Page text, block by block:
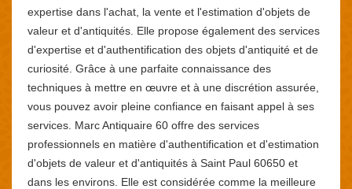
expertise dans l'achat, la vente et l'estimation d'objets de
valeur et d'antiquités. Elle propose également des services
d'expertise et d'authentification des objets d'antiquité et de
curiosité. Grâce à une parfaite connaissance des
techniques à mettre en œuvre et à une discrétion assurée,
vous pouvez avoir pleine confiance en faisant appel à ses
services. Marc Antiquaire 60 offre des services
professionnels en matière d'authentification et d'estimation
d'objets de valeur et d'antiquités à Saint Paul 60650 et
dans les environs. Elle est considérée comme la meilleure